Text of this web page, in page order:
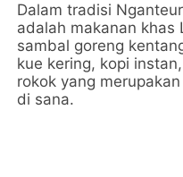
Dalam tradisi
adalah makanan
sambal goreng
kue kering, kopi
rokok yang
di sana.